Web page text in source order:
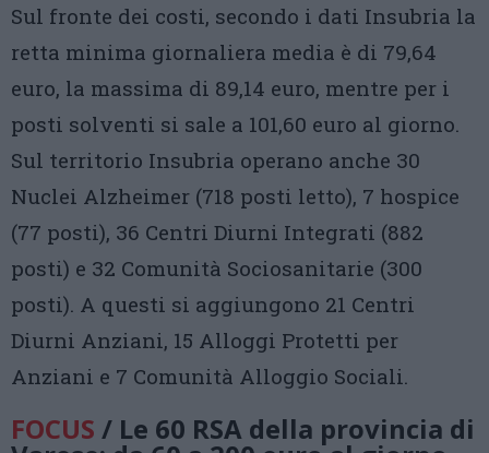
Sul fronte dei costi, secondo i dati Insubria la
retta minima giornaliera media è di 79,64
euro, la massima di 89,14 euro, mentre per i
posti solventi si sale a 101,60 euro al giorno.
Sul territorio Insubria operano anche 30
Nuclei Alzheimer (718 posti letto), 7 hospice
(77 posti), 36 Centri Diurni Integrati (882
posti) e 32 Comunità Sociosanitarie (300
posti). A questi si aggiungono 21 Centri
Diurni Anziani, 15 Alloggi Protetti per
Anziani e 7 Comunità Alloggio Sociali.
FOCUS / Le 60 RSA della provincia di